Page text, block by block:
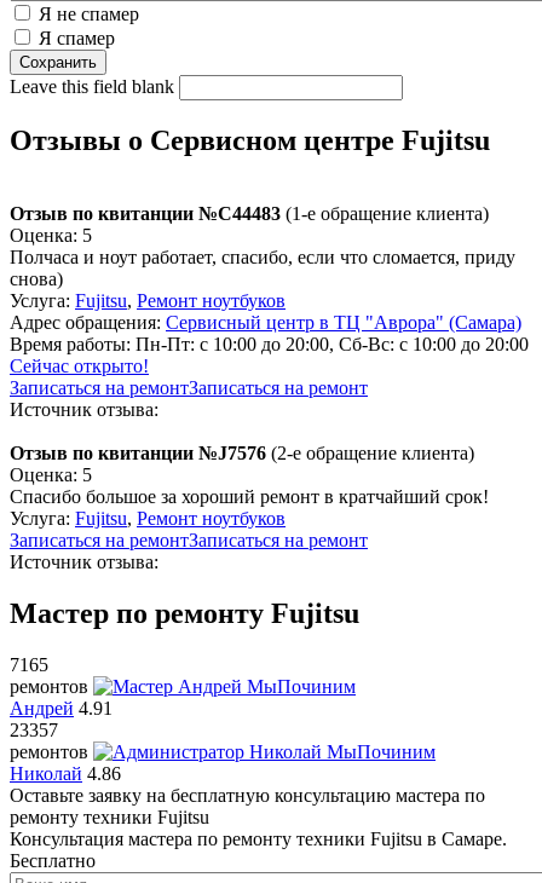
Я не спамер
Я спамер
Leave this field blank
Отзывы о Сервисном центре Fujitsu
Отзыв по квитанции №C44483 (1-е обращение клиента)
Оценка: 5
Полчаса и ноут работает, спасибо, если что сломается, приду
снова)
Услуга: Fujitsu, Ремонт ноутбуков
Адрес обращения: Сервисный центр в ТЦ "Аврора" (Самара)
Время работы: Пн-Пт: с 10:00 до 20:00, Сб-Вс: с 10:00 до 20:00
Сейчас открыто!
Записаться на ремонтЗаписаться на ремонт
Источник отзыва:
Отзыв по квитанции №J7576 (2-е обращение клиента)
Оценка: 5
Спасибо большое за хороший ремонт в кратчайший срок!
Услуга: Fujitsu, Ремонт ноутбуков
Записаться на ремонтЗаписаться на ремонт
Источник отзыва:
Мастер по ремонту Fujitsu
7165
ремонтов
Андрей 4.91
23357
ремонтов
Николай 4.86
Оставьте заявку на бесплатную консультацию мастера по
ремонту техники Fujitsu
Консультация мастера по ремонту техники Fujitsu в Самаре.
Бесплатно